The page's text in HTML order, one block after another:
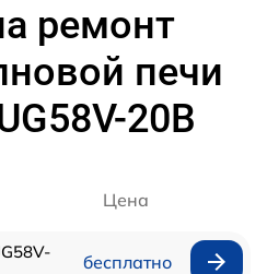
ремонт
печи
20B
Цена
бесплатно